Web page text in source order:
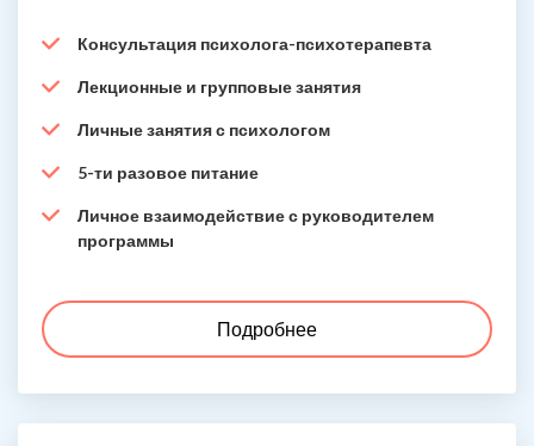
Консультация психолога-психотерапевта
Лекционные и групповые занятия
Личные занятия с психологом
5-ти разовое питание
Личное взаимодействие с руководителем
программы
Подробнее